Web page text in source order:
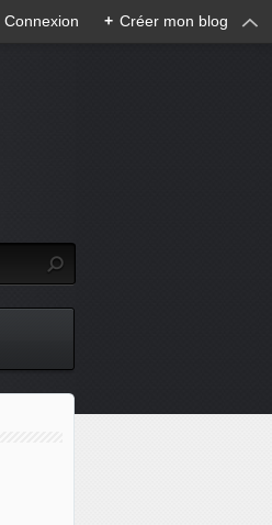
Connexion + Créer mon blog